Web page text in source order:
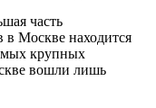
часть
в Москве находится
крупных
вошли лишь